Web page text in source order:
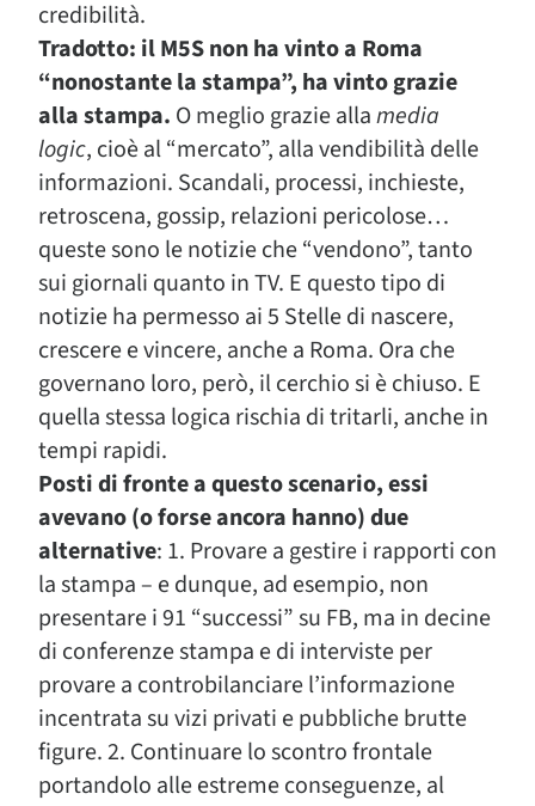
credibilità.
Tradotto: il M5S non ha vinto a Roma
“nonostante la stampa”, ha vinto grazie
alla stampa. O meglio grazie allamedia
logic, cioè al “mercato”, alla vendibilità delle
informazioni. Scandali, processi, inchieste,
retroscena, gossip, relazioni pericolose…
queste sono le notizie che “vendono”, tanto
sui giornali quanto in TV. E questo tipo di
notizie ha permesso ai 5 Stelle di nascere,
crescere e vincere, anche a Roma. Ora che
governano loro, però, il cerchio si è chiuso. E
quella stessa logica rischia di tritarli, anche in
tempi rapidi.
Posti di fronte a questo scenario, essi
avevano (o forse ancora hanno) due
alternative: 1. Provare a gestire i rapporti con
la stampa – e dunque, ad esempio, non
presentare i 91 “successi” su FB, ma in decine
di conferenze stampa e di interviste per
provare a controbilanciare l’informazione
incentrata su vizi privati e pubbliche brutte
figure. 2. Continuare lo scontro frontale
portandolo alle estreme conseguenze, al